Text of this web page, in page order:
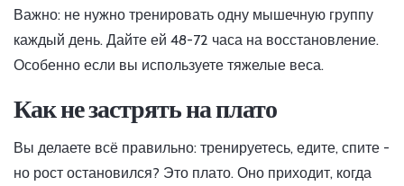
Важно: не нужно тренировать одну мышечную группу
каждый день. Дайте ей 48-72 часа на восстановление.
Особенно если вы используете тяжелые веса.
Как не застрять на плато
Вы делаете всё правильно: тренируетесь, едите, спите -
но рост остановился? Это плато. Оно приходит, когда